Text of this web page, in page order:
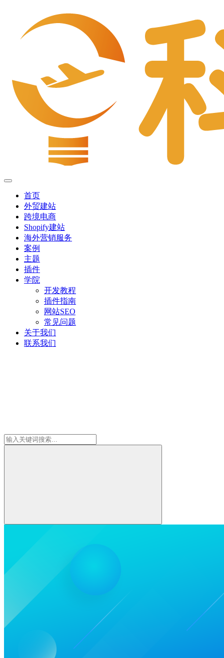
首页
外贸建站
跨境电商
Shopify建站
海外营销服务
案例
主题
插件
学院
开发教程
插件指南
网站SEO
常见问题
关于我们
联系我们